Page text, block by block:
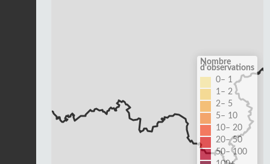
Nombre
d'observations
0– 1
1– 2
2– 5
5– 10
10– 20
20– 50
50– 100